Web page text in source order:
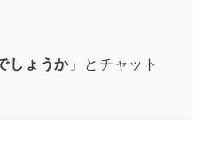
しょうか 」とチャット